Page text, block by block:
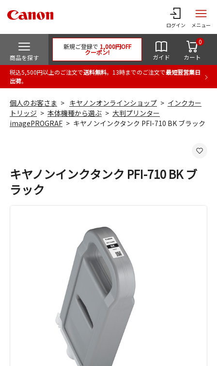
ログイン メニュー
商品を探す
新規ご登録で 1,000円OFF
クーポン!
ガイド カート
0
税込5,500円以上のご注文で送料無料。13時までのご注文で最短翌営業日
出荷。
個人のお客さま キヤノンオンラインショップ
インクカー
トリッジ
本体機種から選ぶ
大判プリンター
imagePROGRAF
キヤノンインクタンク PFI-710 BK ブラック
キヤノンインクタンク PFI-710 BK ブ
ラック